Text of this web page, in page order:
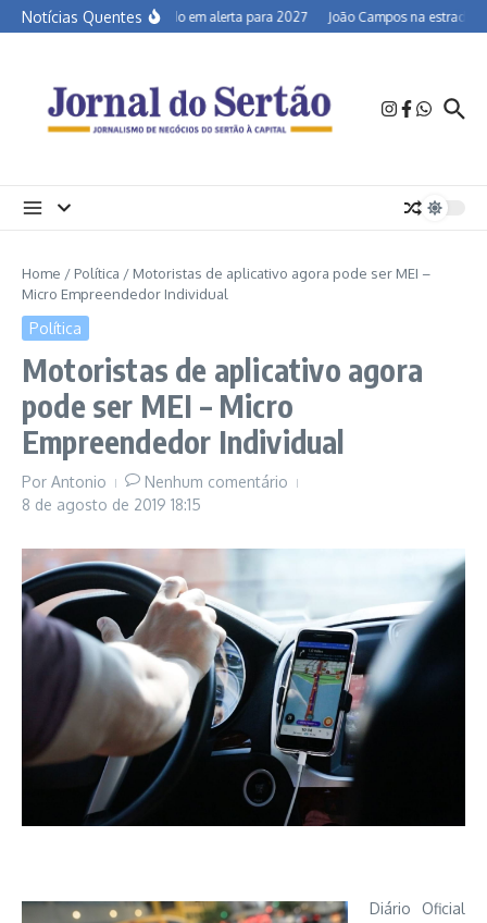
Ir para o conteúdo
Notícias QuentesSemiárido em alerta para 2027 João Campos na estrada e
Home / Política / Motoristas de aplicativo agora pode ser MEI –
Micro Empreendedor Individual
Política
Motoristas de aplicativo agora
pode ser MEI – Micro
Empreendedor Individual
Por Antonio
Nenhum comentário
8 de agosto de 2019 18:15
Diário Oficial